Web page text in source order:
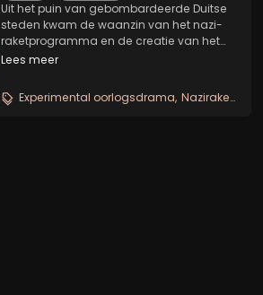
Uit het puin van gebombardeerde Duitse
steden kwam de waanzin van het nazi-
raketprogramma en de creatie van het
Me163-raketvliegtuig, ook bekend als de
Lees meer
Experimental oorlogsdrama Naziraketten